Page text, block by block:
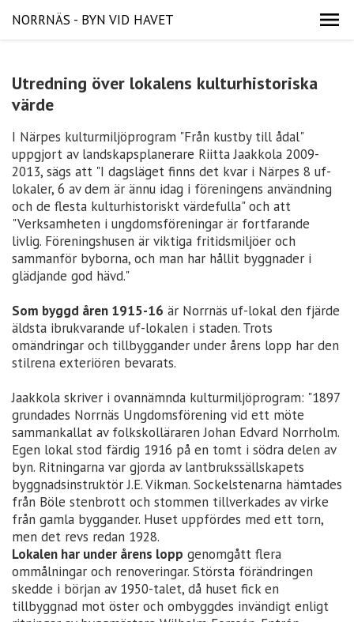
NORRNÄS - BYN VID HAVET
Utredning över lokalens kulturhistoriska
värde
I Närpes kulturmiljöprogram "Från kustby till ådal"
uppgjort av landskapsplanerare Riitta Jaakkola 2009-
2013, sägs att "I dagsläget finns det kvar i Närpes 8 uf-
lokaler, 6 av dem är ännu idag i föreningens användning
och de flesta kulturhistoriskt värdefulla" och att
"Verksamheten i ungdomsföreningar är fortfarande
livlig. Föreningshusen är viktiga fritidsmiljöer och
sammanför byborna, och man har hållit byggnader i
glädjande god hävd."
Som byggd åren 1915-16 är Norrnäs uf-lokal den fjärde
äldsta ibrukvarande uf-lokalen i staden. Trots
omändringar och tillbyggander under årens lopp har den
stilrena exteriören bevarats.
Jaakkola skriver i ovannämnda kulturmiljöprogram: "1897
grundades Norrnäs Ungdomsförening vid ett möte
sammankallat av folkskolläraren Johan Edvard Norrholm.
Egen lokal stod färdig 1916 på en tomt i södra delen av
byn. Ritningarna var gjorda av lantbrukssällskapets
byggnadsinstruktör J.E. Vikman. Sockelstenarna hämtades
från Böle stenbrott och stommen tillverkades av virke
från gamla byggander. Huset uppfördes med ett torn,
men det revs redan 1928.
Lokalen har under årens lopp genomgått flera
ommålningar och renoveringar. Största förändringen
skedde i början av 1950-talet, då huset fick en
tillbyggnad mot öster och ombyggdes invändigt enligt